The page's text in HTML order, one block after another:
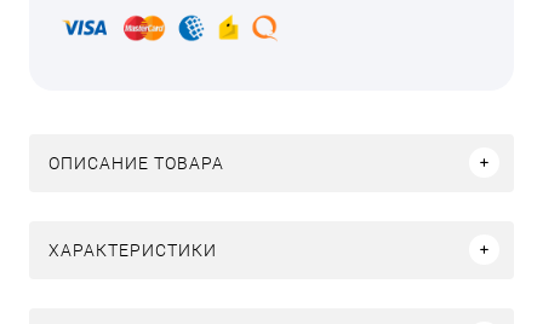
ОПИСАНИЕ ТОВАРА
ХАРАКТЕРИСТИКИ